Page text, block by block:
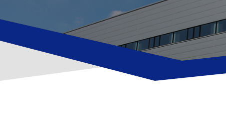
550+
YZF-R3
251~549
NMAX